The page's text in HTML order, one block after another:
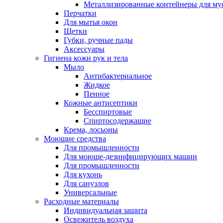
Металлизированные контейнеры для
Перчатки
Для мытья окон
Щетки
Губки, ручные пады
Аксессуары
Гигиена кожи рук и тела
Мыло
Антибактериальное
Жидкое
Пенное
Кожные антисептики
Бесспиртовые
Cпиртосодержащие
Крема, лосьоны
Моющие средства
Для промышленности
Для моюще-дезинфицирующих машин
Для промышленности
Для кухонь
Для санузлов
Универсальные
Расходные материалы
Индивидуальная защита
Освежитель воздуха